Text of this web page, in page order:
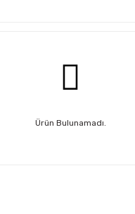
Ürün Bulunamadı.